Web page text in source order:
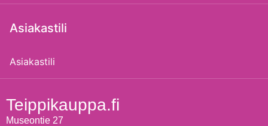
Asiakastili
Asiakastili
Teippikauppa.fi
Museontie 27